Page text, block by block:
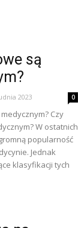
są
2023 0
Czy
W ostatnich
popularność
Jednak
klasyfikacji tych